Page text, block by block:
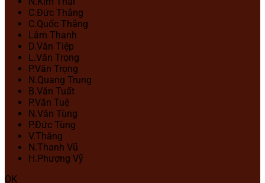
C.Đức Thắng
C.Quốc Thắng
Lâm Thanh
D.Văn Tiệp
L.Văn Trọng
P.Văn Trọng
N.Quang Trung
B.Văn Tuất
P.Văn Tuệ
N.Văn Tùng
P.Đức Tùng
V.Thăng
N.Thanh Vũ
H.Phượng Vỹ
OK